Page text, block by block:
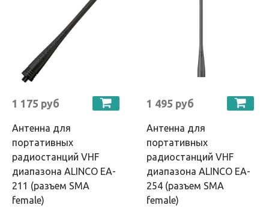
1 175 руб
Антенна для
портативных
радиостанций VHF
диапазона ALINCO EA-
211 (разъем SMA
female)
1 495 руб
Антенна для
портативных
радиостанций VHF
диапазона ALINCO EA-
254 (разъем SMA
female)